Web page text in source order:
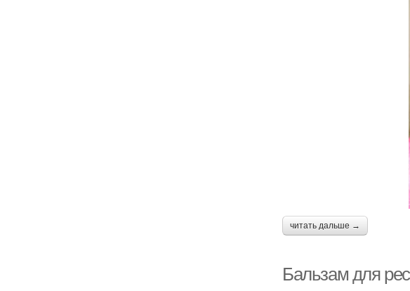
читать дальше →
Бальзам для